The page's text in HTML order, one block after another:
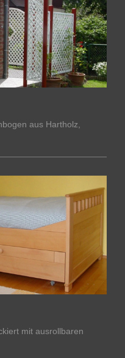
aus Hartholz,
mit ausrollbaren